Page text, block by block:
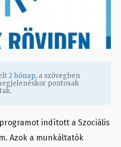
2 hónap, a szövegben
pontosak
indított a Szociális
Azok a munkáltatók